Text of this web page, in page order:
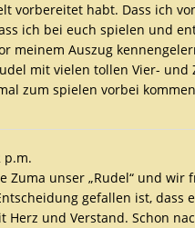
vorbereitet habt. Dass ich
ich bei euch spielen und
meinem Auszug
mit vielen tollen Vier-
zum spielen vorbei kommen
p.m.
Zuma unser „Rudel“ und wir
gefallen ist, dass
und Verstand. Schon